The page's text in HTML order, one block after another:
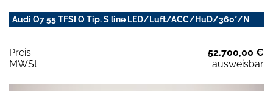
Audi Q7 55 TFSI Q Tip. S line LED/Luft/ACC/HuD/360°/N
Preis:
52.700,00 €
MWSt:
ausweisbar